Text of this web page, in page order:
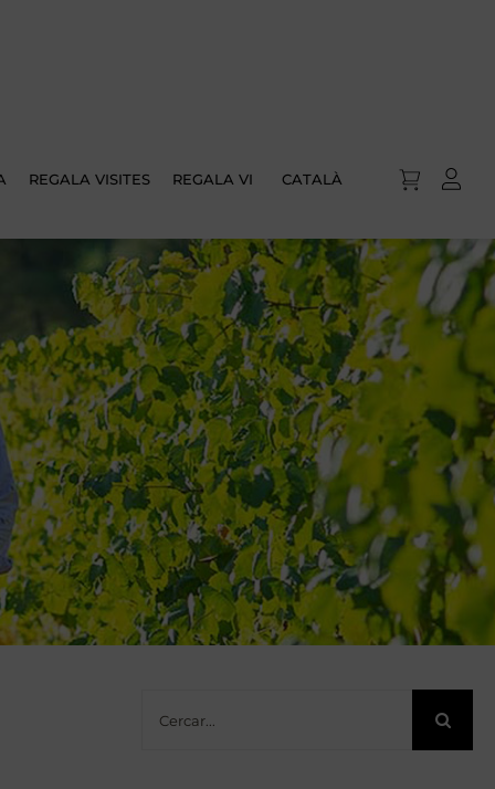
REGALA VISITES REGALA VI CATALÀ